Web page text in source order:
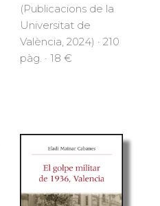
(Publicacions de la
Universitat de
València, 2024) · 210
pàg. · 18 €